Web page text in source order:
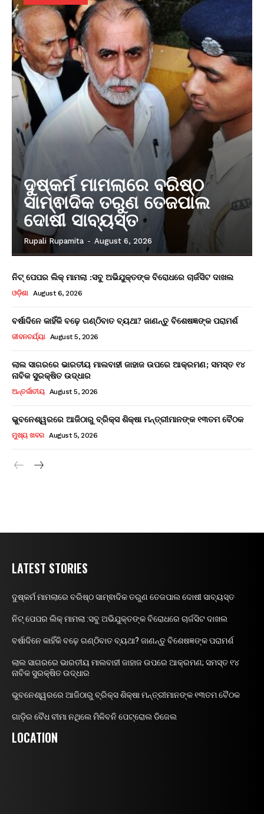
ଦୁଷ୍କର୍ମ ମାମଲାରେ ବରିଷ୍ଠ
ସାମ୍ଵାଦିକ ତରୁଣ ତେଜପାଲ
ଦୋଷୀ ସାବ୍ୟସ୍ତ
Rupali Rupamita - August 6, 2026
ନିଟ୍ ପେପର ଲିକ୍ ମାମଲା :ସବୁ ଅଭିଯୁକ୍ତଙ୍କ ବିରୋଧରେ ଚାର୍ଜସିଟ ଦାଖଲ
ଓଡ଼ିଶା August 6, 2026
ବର୍ଷାଦିନେ କାହିଁକି ବଢ଼େ ଗଣ୍ଠିବାତ ବ୍ୟଥା? ଜାଣନ୍ତୁ ବିଶେଷଜ୍ଞଙ୍କ ପରାମର୍ଶ
ଜୀବନଚର୍ଯ୍ୟା August 5, 2026
ଲାଲ ସାଗରରେ ଭାରତୀୟ ମାଲବାହୀ ଜାହାଜ ଉପରେ ଆକ୍ରମଣ; ସମସ୍ତ ୧୪
ନାବିକ ସୁରକ୍ଷିତ ଉଦ୍ଧାର
ଅନ୍ତର୍ଜାତୀୟ August 5, 2026
ଭୁବନେଶ୍ୱରରେ ଆଜିଠାରୁ ବ୍ରିକ୍ସ ଶିକ୍ଷା ମନ୍ତ୍ରୀମାନଙ୍କ ୧୩ତମ ବୈଠକ
ମୁଖ୍ୟ ଖବର August 5, 2026
LATEST STORIES
ଦୁଷ୍କର୍ମ ମାମଲାରେ ବରିଷ୍ଠ ସାମ୍ଵାଦିକ ତରୁଣ ତେଜପାଲ ଦୋଷୀ ସାବ୍ୟସ୍ତ
ନିଟ୍ ପେପର ଲିକ୍ ମାମଲା :ସବୁ ଅଭିଯୁକ୍ତଙ୍କ ବିରୋଧରେ ଚାର୍ଜସିଟ ଦାଖଲ
ବର୍ଷାଦିନେ କାହିଁକି ବଢ଼େ ଗଣ୍ଠିବାତ ବ୍ୟଥା? ଜାଣନ୍ତୁ ବିଶେଷଜ୍ଞଙ୍କ ପରାମର୍ଶ
ଲାଲ ସାଗରରେ ଭାରତୀୟ ମାଲବାହୀ ଜାହାଜ ଉପରେ ଆକ୍ରମଣ; ସମସ୍ତ ୧୪
ନାବିକ ସୁରକ୍ଷିତ ଉଦ୍ଧାର
ଭୁବନେଶ୍ୱରରେ ଆଜିଠାରୁ ବ୍ରିକ୍ସ ଶିକ୍ଷା ମନ୍ତ୍ରୀମାନଙ୍କ ୧୩ତମ ବୈଠକ
ଗାଡ଼ିର ବୈଧ ବୀମା ନଥିଲେ ମିଳିବନି ପେଟ୍ରୋଲ ଡିଜେଲ
LOCATION